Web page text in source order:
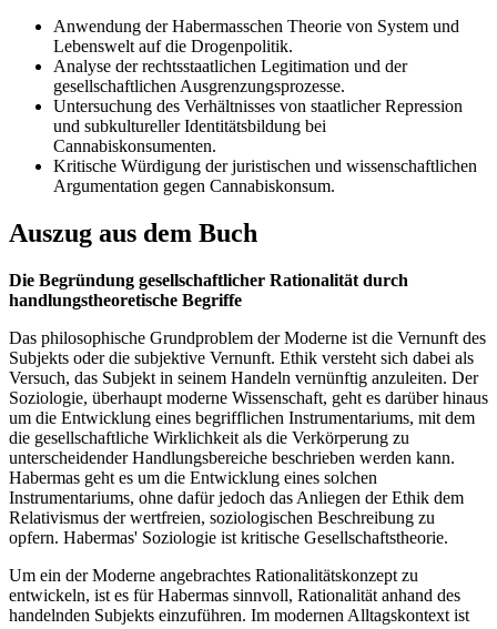
Anwendung der Habermasschen Theorie von System und
Lebenswelt auf die Drogenpolitik.
Analyse der rechtsstaatlichen Legitimation und der
gesellschaftlichen Ausgrenzungsprozesse.
Untersuchung des Verhältnisses von staatlicher Repression
und subkultureller Identitätsbildung bei
Cannabiskonsumenten.
Kritische Würdigung der juristischen und wissenschaftlichen
Argumentation gegen Cannabiskonsum.
Auszug aus dem Buch
Die Begründung gesellschaftlicher Rationalität durch
handlungstheoretische Begriffe
Das philosophische Grundproblem der Moderne ist die Vernunft des
Subjekts oder die subjektive Vernunft. Ethik versteht sich dabei als
Versuch, das Subjekt in seinem Handeln vernünftig anzuleiten. Der
Soziologie, überhaupt moderne Wissenschaft, geht es darüber hinaus
um die Entwicklung eines begrifflichen Instrumentariums, mit dem
die gesellschaftliche Wirklichkeit als die Verkörperung zu
unterscheidender Handlungsbereiche beschrieben werden kann.
Habermas geht es um die Entwicklung eines solchen
Instrumentariums, ohne dafür jedoch das Anliegen der Ethik dem
Relativismus der wertfreien, soziologischen Beschreibung zu
opfern. Habermas' Soziologie ist kritische Gesellschaftstheorie.
Um ein der Moderne angebrachtes Rationalitätskonzept zu
entwickeln, ist es für Habermas sinnvoll, Rationalität anhand des
handelnden Subjekts einzuführen. Im modernen Alltagskontext ist